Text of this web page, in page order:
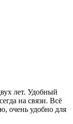
лет. Удобный
на связи. Всё
очень удобно для